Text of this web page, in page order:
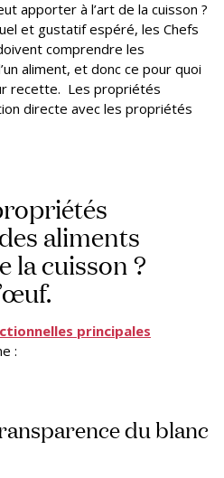
apporter à l’art de la cuisson ?
et gustatif espéré, les Chefs
comprendre les
aliment, et donc ce pour quoi
recette. Les propriétés
directe avec les propriétés
aliments
la cuisson ?
principales
:
du blanc